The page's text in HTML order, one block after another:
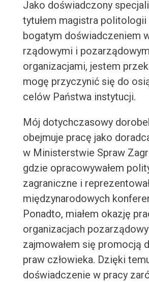
Jako doświadczony
tytułem magistra politologii
bogatym doświadczeniem
rządowymi i
organizacjami, jestem
mogę przyczynić się do
celów Państwa instytucji.
Mój dotychczasowy
obejmuje pracę jako
w Ministerstwie Spraw
gdzie opracowywałem
zagraniczne i
międzynarodowych
Ponadto, miałem okazję
organizacjach
zajmowałem się promocją
praw człowieka. Dzięki
doświadczenie w pracy